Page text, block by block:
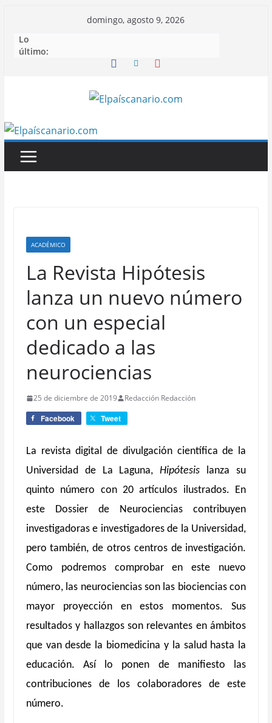
contenido
domingo, agosto 9, 2026
Lo
último:
ACADÉMICO
La Revista Hipótesis
lanza un nuevo número
con un especial
dedicado a las
neurociencias
25 de diciembre de 2019 Redacción Redacción
Facebook Tweet
La revista digital de divulgación científica de la
Universidad de La Laguna,Hipótesis lanza su
quinto número con 20 artículos ilustrados. En
este Dossier de Neurociencias contribuyen
investigadoras e investigadores de la Universidad,
pero también, de otros centros de investigación.
Como podremos comprobar en este nuevo
número, las neurociencias son las biociencias con
mayor proyección en estos momentos. Sus
resultados y hallazgos son relevantes en ámbitos
que van desde la biomedicina y la salud hasta la
educación. Así lo ponen de manifiesto las
contribuciones de los colaboradores de este
número.